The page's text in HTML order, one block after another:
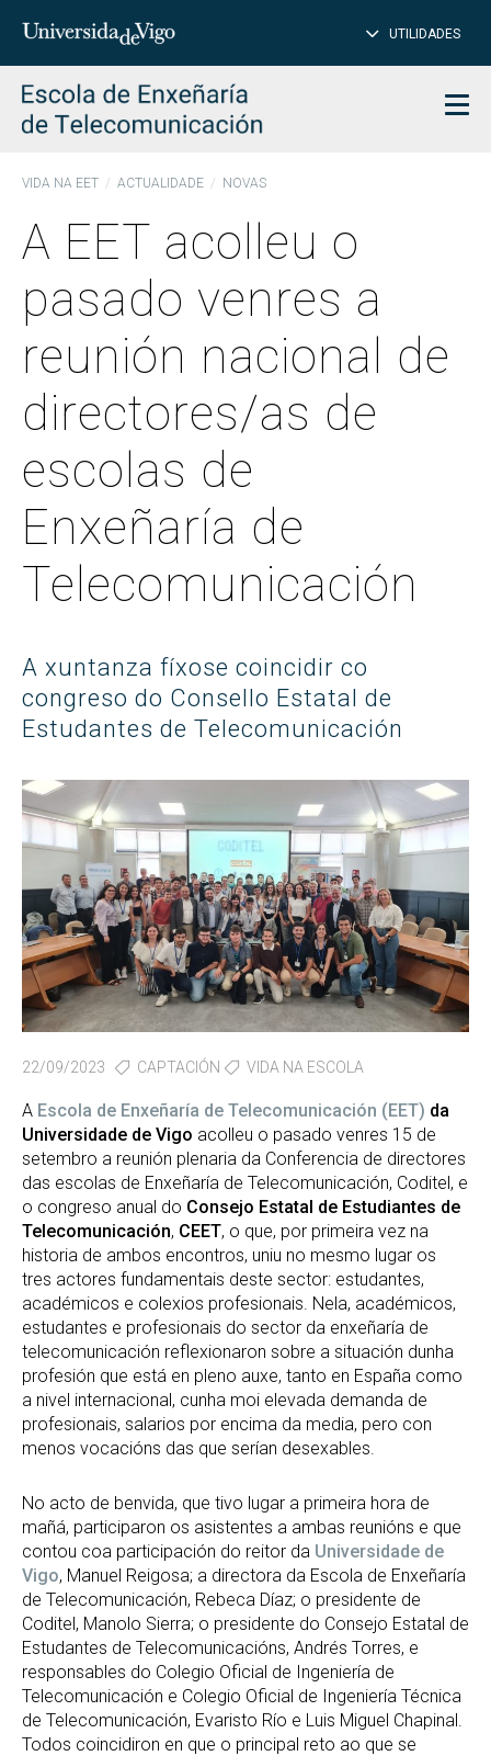
Introduce
para
buscar
UTILIDADES
VIDA NA EET ACTUALIDADE NOVAS
A EET acolleu o
pasado venres a
reunión nacional de
directores/as de
escolas de
Enxeñaría de
Telecomunicación
A xuntanza fíxose coincidir co
congreso do Consello Estatal de
Estudantes de Telecomunicación
22/09/2023 CAPTACIÓN VIDA NA ESCOLA
A Escola de Enxeñaría de Telecomunicación (EET) da
Universidade de Vigo acolleu o pasado venres 15 de
setembro a reunión plenaria da Conferencia de directores
das escolas de Enxeñaría de Telecomunicación, Coditel, e
o congreso anual do Consejo Estatal de Estudiantes de
Telecomunicación, CEET, o que, por primeira vez na
historia de ambos encontros, uniu no mesmo lugar os
tres actores fundamentais deste sector: estudantes,
académicos e colexios profesionais. Nela, académicos,
estudantes e profesionais do sector da enxeñaría de
telecomunicación reflexionaron sobre a situación dunha
profesión que está en pleno auxe, tanto en España como
a nivel internacional, cunha moi elevada demanda de
profesionais, salarios por encima da media, pero con
menos vocacións das que serían desexables.
No acto de benvida, que tivo lugar a primeira hora de
mañá, participaron os asistentes a ambas reunións e que
contou coa participación do reitor da Universidade de
Vigo, Manuel Reigosa; a directora da Escola de Enxeñaría
de Telecomunicación, Rebeca Díaz; o presidente de
Coditel, Manolo Sierra; o presidente do Consejo Estatal de
Estudantes de Telecomunicacións, Andrés Torres, e
responsables do Colegio Oficial de Ingeniería de
Telecomunicación e Colegio Oficial de Ingeniería Técnica
de Telecomunicación, Evaristo Río e Luis Miguel Chapinal.
Todos coincidiron en que o principal reto ao que se